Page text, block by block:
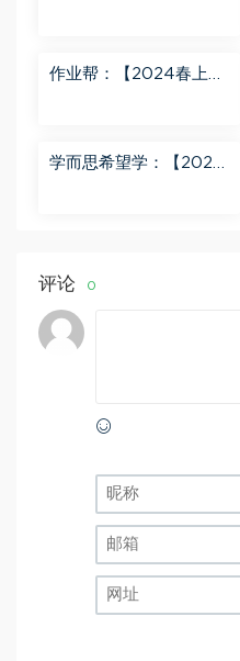
作业帮：【2024春上】
学而思希望学：【2023
评论 0